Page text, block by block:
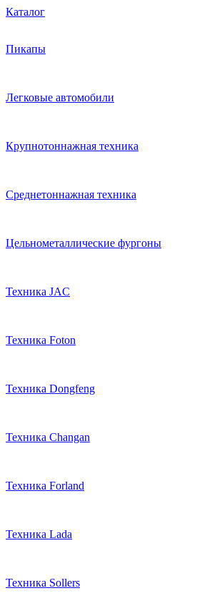
Каталог
Пикапы
Легковые автомобили
Крупнотоннажная техника
Среднетоннажная техника
Цельнометаллические фургоны
Техника JAC
Техника Foton
Техника Dongfeng
Техника Changan
Техника Forland
Техника Lada
Техника Sollers